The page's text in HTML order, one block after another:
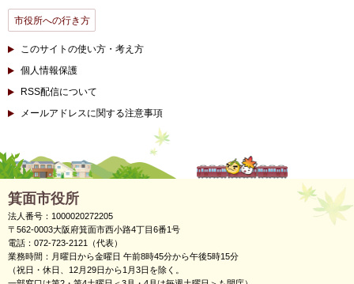
市役所への行き方
このサイトの使い方・考え方
個人情報保護
RSS配信について
メールアドレスに関する注意事項
箕面市役所
法人番号：1000020272205
〒562-0003大阪府箕面市西小路4丁目6番1号
電話：072-723-2121（代表）
業務時間：月曜日から金曜日 午前8時45分から午後5時15分
（祝日・休日、12月29日から1月3日を除く。